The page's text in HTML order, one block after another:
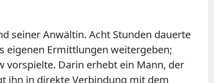
seiner Anwältin. Acht Stunden dauerte
eigenen Ermittlungen weitergeben;
vorspielte. Darin erhebt ein Mann, der
ihn in direkte Verbindung mit dem